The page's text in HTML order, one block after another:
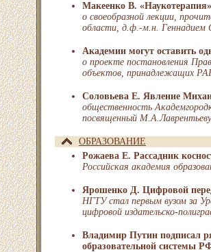
Макеенко В.
о своеобразной лекции,
области, д.ф.-м.н. Геннадием
Академии могут оставить
о проекте постановления
объектов, принадлежащих
Соловьева Е. Явление
общественность
посвященный М.А.Лаврентьеву
ОБРАЗОВАНИЕ
Рожаева Е. Рассадник
Российская академия
Ярошенко Д. Цифровой
НГТУ стал первым вузом за
цифровой издательско-
Владимир Путин подписал
образовательной системы